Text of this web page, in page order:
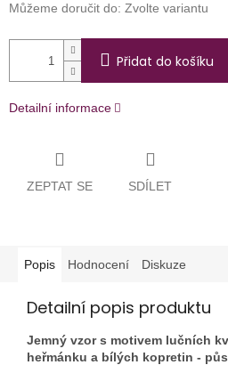
Můžeme doručit do: Zvolte variantu
Přidat do košíku
Detailní informace
ZEPTAT SE SDÍLET
Popis Hodnocení Diskuze
Detailní popis produktu
Jemný vzor s motivem lučních
heřmánku a bílých kopretin -